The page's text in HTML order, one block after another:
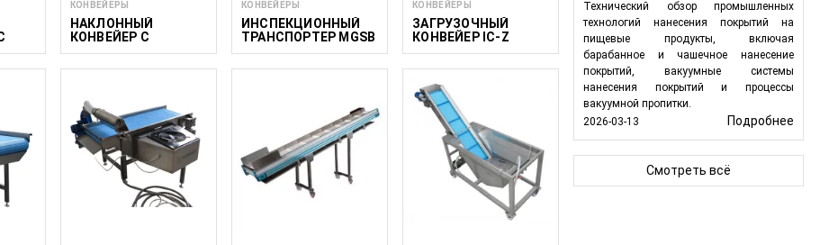
КОНВЕЙЕРЫ
НАКЛОННЫЙ
КОНВЕЙЕР С
БУНКЕРОМ CBI
КОНВЕЙЕРЫ
ИНСПЕКЦИОННЫЙ
ТРАНСПОРТЕР MGSB
КОНВЕЙЕРЫ
ЗАГРУЗОЧНЫЙ
КОНВЕЙЕР IC-Z
Технический обзор промышленных
технологий нанесения покрытий на
пищевые продукты, включая
барабанное и чашечное нанесение
покрытий, вакуумные системы
нанесения покрытий и процессы
вакуумной пропитки.
2026-03-13
Подробнее
Смотреть всё